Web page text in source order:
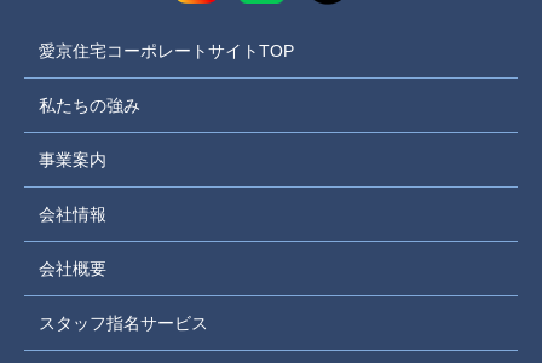
愛京住宅コーポレートサイトTOP
私たちの強み
事業案内
会社情報
会社概要
スタッフ指名サービス